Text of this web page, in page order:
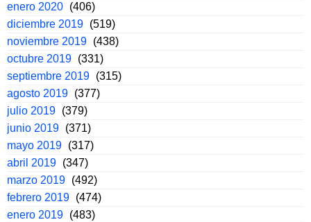
enero 2020 (406)
diciembre 2019 (519)
noviembre 2019 (438)
octubre 2019 (331)
septiembre 2019 (315)
agosto 2019 (377)
julio 2019 (379)
junio 2019 (371)
mayo 2019 (317)
abril 2019 (347)
marzo 2019 (492)
febrero 2019 (474)
enero 2019 (483)